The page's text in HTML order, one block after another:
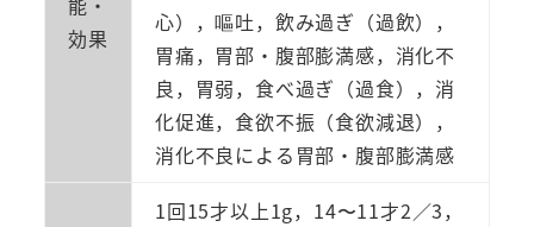
効果
心），嘔吐，飲み過ぎ（過飲），
胃痛，胃部・腹部膨満感，消化不
良，胃弱，食べ過ぎ（過食），消
化促進，食欲不振（食欲減退），
消化不良による胃部・腹部膨満感
1回15才以上1g，14〜11才2／3，